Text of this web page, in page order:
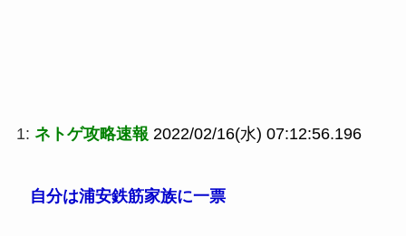
1: ネトゲ攻略速報 2022/02/16(水) 07:12:56.196
自分は浦安鉄筋家族に一票